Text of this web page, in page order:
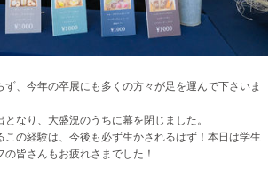
ず、今年の卒展にも多くの方々が足を運んで下さいま
なり、大盛況のうちに幕を閉じました。
この経験は、今後も必ず生かされるはず！本日は学生
皆さんもお疲れさまでした！